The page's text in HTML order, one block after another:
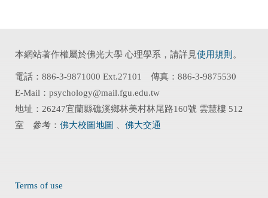
本網站著作權屬於佛光大學 心理學系，請詳見使用規則 。
電話：886-3-9871000 Ext.27101 傳真：886-3-9875530
E-Mail：psychology@mail.fgu.edu.tw
地址：26247宜蘭縣礁溪鄉林美村林尾路160號 雲慧樓 512
室 參考： 佛大校圖地圖 佛大交通
Terms of use